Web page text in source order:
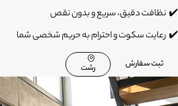
✔️ نظافت دقیق، سریع و بدون نقص
✔️ رعایت سکوت و احترام به حریم شخصی شما
ثبت سفارش رشت